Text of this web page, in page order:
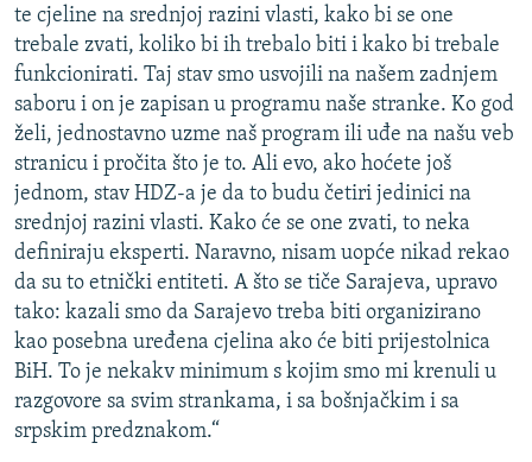
NASTANAK I RASPAD JUGOSLAVIJE
te cjeline na srednjoj razini vlasti, kako bi se one
trebale zvati, koliko bi ih trebalo biti i kako bi trebale
funkcionirati. Taj stav smo usvojili na našem zadnjem
saboru i on je zapisan u programu naše stranke. Ko god
želi, jednostavno uzme naš program ili uđe na našu veb
stranicu i pročita što je to. Ali evo, ako hoćete još
jednom, stav HDZ-a je da to budu četiri jedinici na
srednjoj razini vlasti. Kako će se one zvati, to neka
definiraju eksperti. Naravno, nisam uopće nikad rekao
da su to etnički entiteti. A što se tiče Sarajeva, upravo
tako: kazali smo da Sarajevo treba biti organizirano
kao posebna uređena cjelina ako će biti prijestolnica
BiH. To je nekakv minimum s kojim smo mi krenuli u
razgovore sa svim strankama, i sa bošnjačkim i sa
srpskim predznakom.“